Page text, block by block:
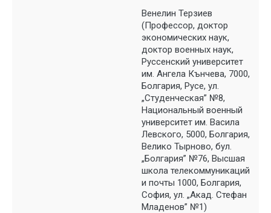
Венелин Терзиев
(Профессор, доктор
экономических наук,
доктор военных наук,
Руссенский университет
им. Ангела Кънчева, 7000,
Болгария, Русе, ул.
„Студенческая” №8,
Национальный военный
университет им. Васила
Левского, 5000, Болгария,
Велико Тырново, бул.
„Болгария” №76, Высшая
школа телекоммуникаций
и почты 1000, Болгария,
София, ул. „Акад. Стефан
Младенов” №1)